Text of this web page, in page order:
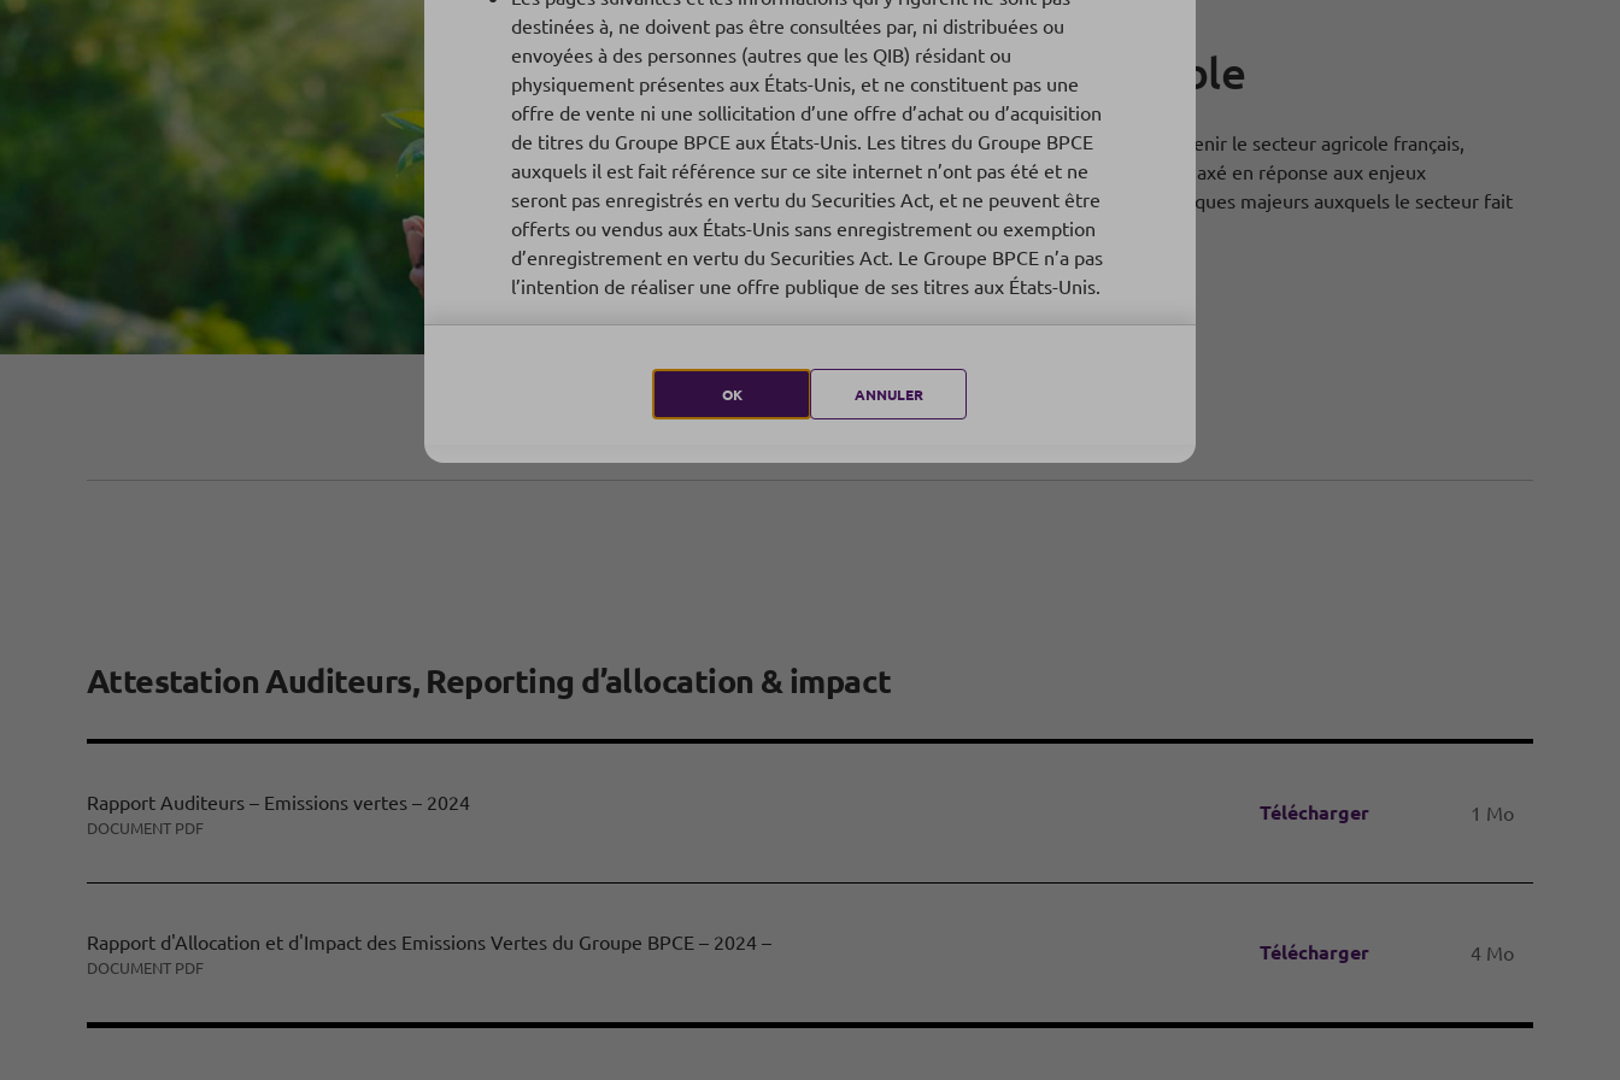
Agriculture durable
La stratégie du Groupe BPCE pour soutenir le secteur agricole français,
premier marché agricole Européen, est axé en réponse aux enjeux
environnementaux, sociaux et économiques majeurs auxquels le secteur fait
face.
Agriculture durable
Attestation Auditeurs, Reporting d’allocation & impact
Rapport Auditeurs – Emissions vertes – 2024
DOCUMENT PDF
Télécharger 1 Mo
Rapport d'Allocation et d'Impact des Emissions Vertes du Groupe BPCE – 2024 –
DOCUMENT PDF
Télécharger 4 Mo
destinées à, ne doivent pas être consultées par, ni distribuées ou
envoyées à des personnes (autres que les QIB) résidant ou
physiquement présentes aux États-Unis, et ne constituent pas une
offre de vente ni une sollicitation d’une offre d’achat ou d’acquisition
de titres du Groupe BPCE aux États-Unis. Les titres du Groupe BPCE
auxquels il est fait référence sur ce site internet n’ont pas été et ne
seront pas enregistrés en vertu du Securities Act, et ne peuvent être
offerts ou vendus aux États-Unis sans enregistrement ou exemption
d’enregistrement en vertu du Securities Act. Le Groupe BPCE n’a pas
l’intention de réaliser une offre publique de ses titres aux États-Unis.
OK ANNULER